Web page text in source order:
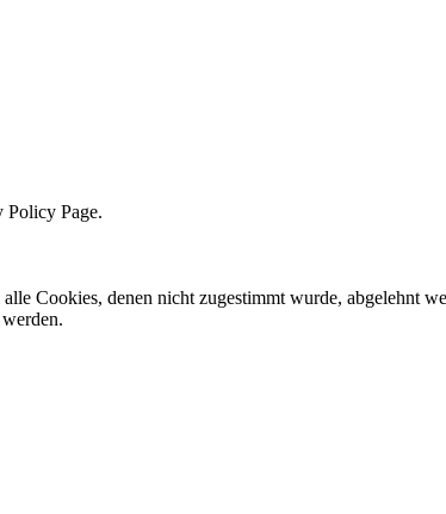
Policy Page.
Cookies, denen nicht zugestimmt wurde, abgelehnt